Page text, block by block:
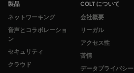
製品
ネットワーキング
音声とコラボレーショ
ン
セキュリティ
クラウド
COLTについて
会社概要
リーガル
アクセス性
苦情
データプライバシー